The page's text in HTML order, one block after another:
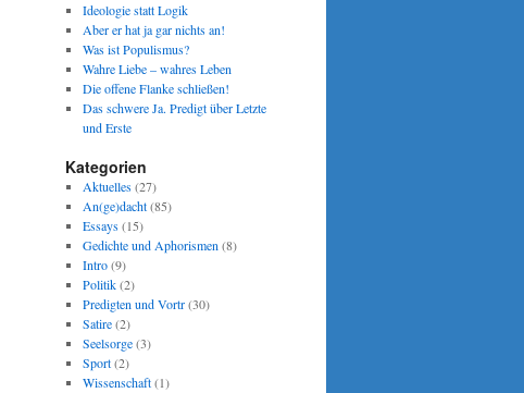
Ideologie statt Logik
Aber er hat ja gar nichts an!
Was ist Populismus?
Wahre Liebe – wahres Leben
Die offene Flanke schließen!
Das schwere Ja. Predigt über Letzte
und Erste
Kategorien
Aktuelles(27)
An(ge)dacht(85)
Essays(15)
Gedichte und Aphorismen (8)
Intro(9)
Politik(2)
Predigten und Vortr(30)
Satire(2)
Seelsorge(3)
Sport(2)
Wissenschaft(1)